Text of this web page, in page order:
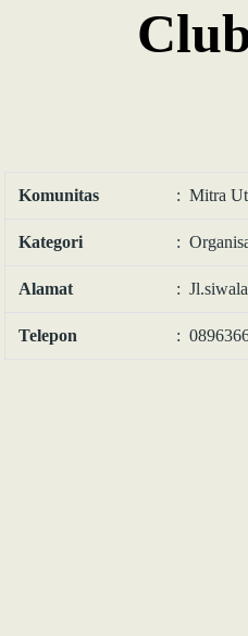
Komunitas : Mitra
Kategori :
Alamat :
Telepon :